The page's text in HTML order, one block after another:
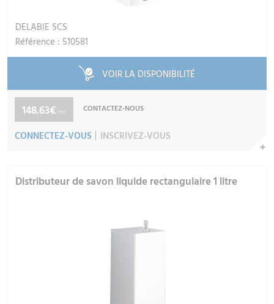
DELABIE SCS
Référence : 510581
VOIR LA DISPONIBILITÉ
148.63€ TTC CONTACTEZ-NOUS
CONNECTEZ-VOUS INSCRIVEZ-VOUS
Distributeur de savon liquide rectangulaire 1 litre